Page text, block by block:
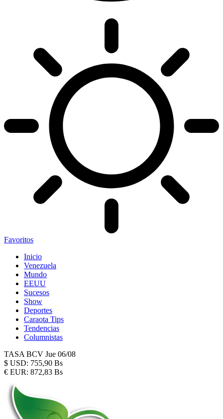
Favoritos
Inicio
Venezuela
Mundo
EEUU
Sucesos
Show
Deportes
Caraota Tips
Tendencias
Columnistas
TASA BCV Jue 06/08
$ USD: 755,90 Bs
€ EUR: 872,83 Bs